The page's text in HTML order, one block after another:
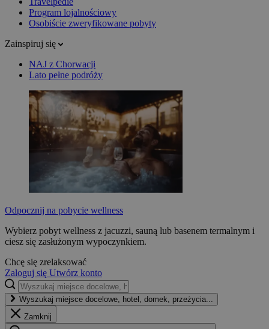
Program lojalnościowy
Osobiście zweryfikowane pobyty
Zainspiruj się
NAJ z Chorwacji
Lato pełne podróży
Odpocznij na pobycie wellness
Wybierz pobyt wellness z jacuzzi, sauną lub basenem termalnym i
ciesz się zasłużonym wypoczynkiem.
Chcę się zrelaksować
Zaloguj się Utwórz konto
Wyszukaj miejsce docelowe, hotel, domek, przeżycia...
Zamknij